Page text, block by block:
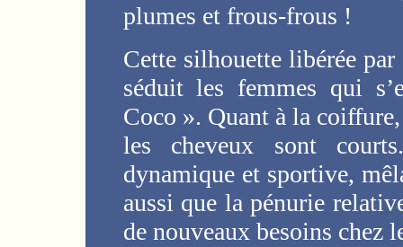
plumes et frous-frous !
Cette silhouette libérée
séduit les femmes qui
Coco ». Quant à la
les cheveux sont
dynamique et sportive,
aussi que la pénurie
de nouveaux besoins chez